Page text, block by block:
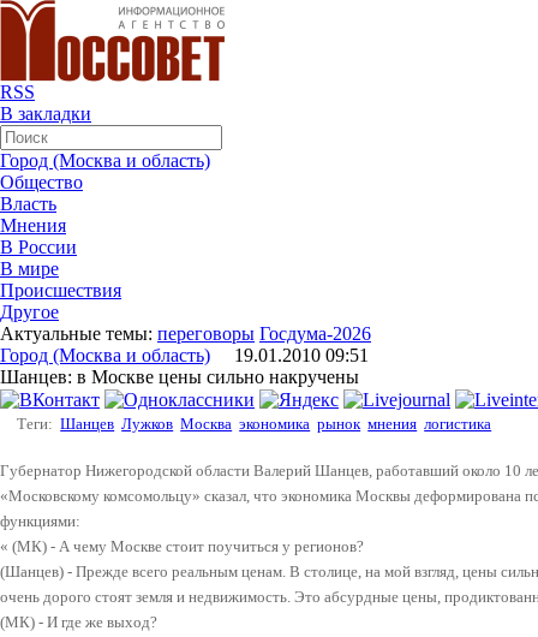
RSS
В закладки
Город (Москва и область)
Общество
Власть
Мнения
В России
В мире
Происшествия
Другое
Актуальные темы: переговоры Госдума-2026
Город (Москва и область) 19.01.2010 09:51
Шанцев: в Москве цены сильно накручены
Теги: Шанцев Лужков Москва экономика рынок мнения логистика
Губернатор Нижегородской области Валерий Шанцев, работавший около 10
«Московскому комсомольцу» сказал, что экономика Москвы деформирована
функциями:
« (МК) - А чему Москве стоит поучиться у регионов?
(Шанцев) - Прежде всего реальным ценам. В столице, на мой взгляд, цены
очень дорого стоят земля и недвижимость. Это абсурдные цены,
(МК) - И где же выход?